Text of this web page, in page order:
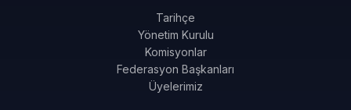
Tarihçe
Yönetim Kurulu
Komisyonlar
Federasyon Başkanları
Üyelerimiz